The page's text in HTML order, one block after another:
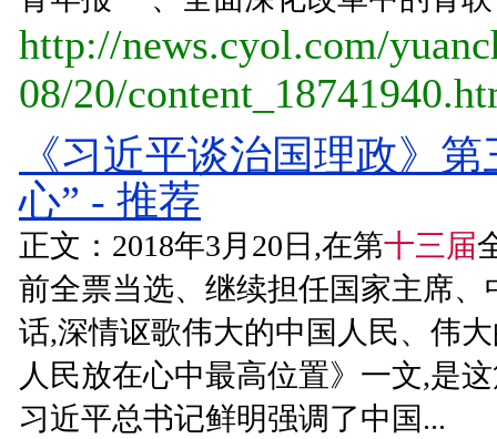
http://news.cyol.com/
08/20/
《习近平谈治国理政》
心” - 推荐
正文：2018年3月20日,在第十三届
前全票当选、继续担任国家主席
话,深情讴歌伟大的中国人民、伟
人民放在心中最高位置》一文,是
习近平总书记鲜明强调了中国...